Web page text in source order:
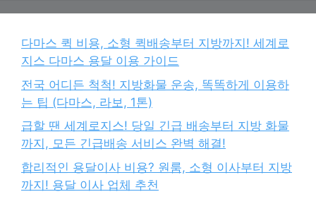
다마스 퀵 비용, 소형 퀵배송부터 지방까지! 세계로
지스 다마스 용달 이용 가이드
전국 어디든 척척! 지방화물 운송, 똑똑하게 이용하
는 팁 (다마스, 라보, 1톤)
급할 땐 세계로지스! 당일 긴급 배송부터 지방 화물
까지, 모든 긴급배송 서비스 완벽 해결!
합리적인 용달이사 비용? 원룸, 소형 이사부터 지방
까지! 용달 이사 업체 추천